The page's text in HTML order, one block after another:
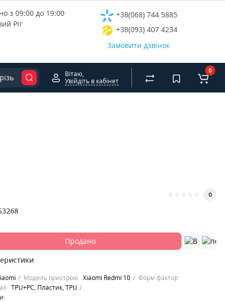
з 09:00 до 19:00
Ріг
+38(068) 744 5885
+38(093) 407 4234
Замовити дзвінок
Вітаю,
Увійдіть в кабінет
0
0
Продано
Модель пристрою Xiaomi Redmi 10
Форм фактор
TPU+PC, Пластик, TPU